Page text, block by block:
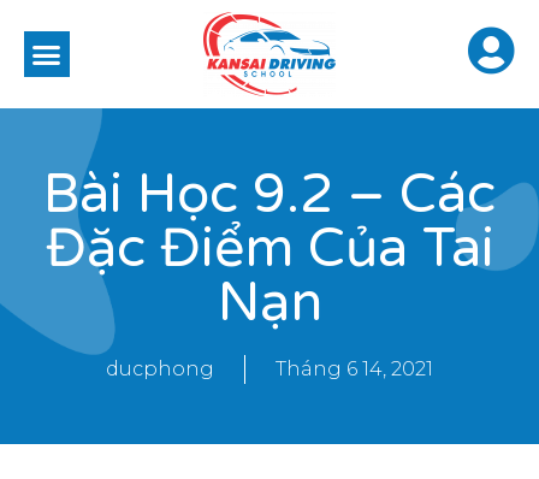
Bài Học 9.2 – Các
Đặc Điểm Của Tai
Nạn
ducphong Tháng 6 14, 2021